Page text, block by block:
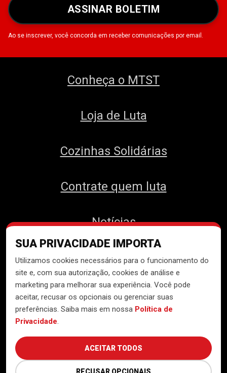
SUA PRIVACIDADE IMPORTA
Utilizamos cookies necessários para o funcionamento do
site e, com sua autorização, cookies de análise e
marketing para melhorar sua experiência. Você pode
aceitar, recusar os opcionais ou gerenciar suas
preferências. Saiba mais em nossa Política de
Privacidade.
ACEITAR TODOS
RECUSAR OPCIONAIS
ASSINAR BOLETIM
Ao se inscrever, você concorda em receber comunicações por email.
Conheça o MTST
Loja de Luta
Cozinhas Solidárias
Contrate quem luta
Notícias
Contato
Desenvolvido peloNúcleo de
Tecnologia do MTST